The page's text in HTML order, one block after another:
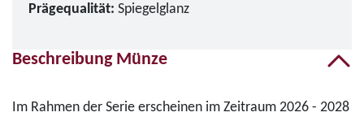
Prägequalität: Spiegelglanz
Beschreibung Münze
Im Rahmen der Serie erscheinen im Zeitraum 2026 - 2028